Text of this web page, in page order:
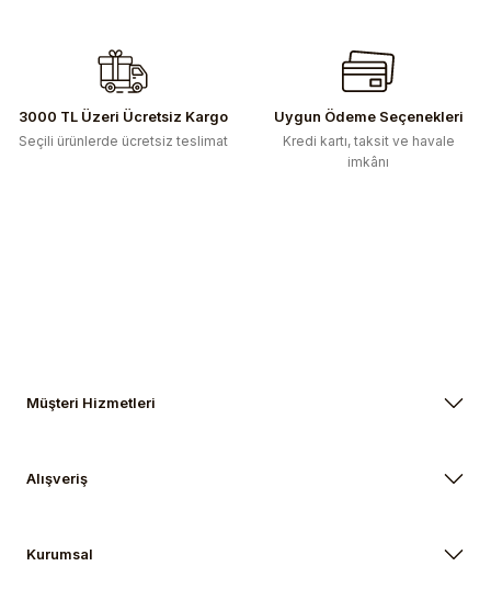
3000 TL Üzeri Ücretsiz Kargo
Seçili ürünlerde ücretsiz teslimat
Uygun Ödeme Seçenekleri
Kredi kartı, taksit ve havale
imkânı
Müşteri Hizmetleri
Alışveriş
Kurumsal